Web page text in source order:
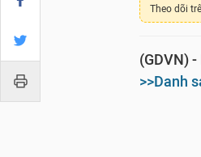
Theo dõi
(GDVN)
>>Danh